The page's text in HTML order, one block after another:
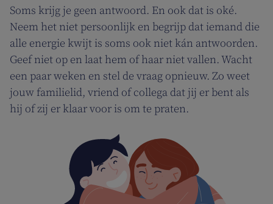
Soms krijg je geen antwoord. En ook dat is oké.
Neem het niet persoonlijk en begrijp dat iemand die
alle energie kwijt is soms ook niet kán antwoorden.
Geef niet op en laat hem of haar niet vallen. Wacht
een paar weken en stel de vraag opnieuw. Zo weet
jouw familielid, vriend of collega dat jij er bent als
hij of zij er klaar voor is om te praten.